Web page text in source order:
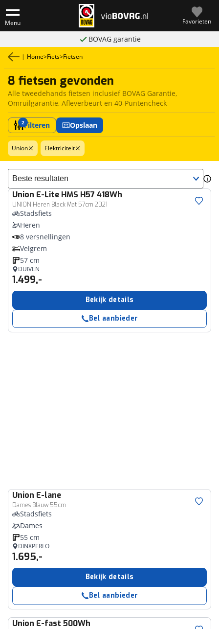
Menu Favorieten
BOVAG garantie
| Home>Fiets>Fietsen
8 fietsen gevonden
Alle tweedehands fietsen inclusief BOVAG Garantie,
Omruilgarantie, Afleverbeurt en 40-Puntencheck
2Filteren Opslaan
Union Elektriciteit
Sorteer resultaten
Union E-Lite HMS H57 418Wh
UNION Heren Black Mat 57cm 2021
Stadsfiets
Heren
8 versnellingen
Velgrem
57 cm
DUIVEN
1.499,-
Bekijk details
Bel aanbieder
Union E-lane
Dames Blauw 55cm
Stadsfiets
Dames
55 cm
DINXPERLO
1.695,-
Bekijk details
Bel aanbieder
Union E-fast 500Wh